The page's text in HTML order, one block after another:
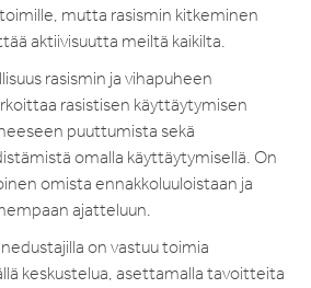
mutta rasismin kitkeminen
aktiivisuutta meiltä kaikilta.
rasismin ja vihapuheen
rasistisen käyttäytymisen
puuttumista sekä
omalla käyttäytymisellä. On
omista ennakkoluuloistaan ja
ajatteluun.
on vastuu toimia
keskustelua, asettamalla tavoitteita